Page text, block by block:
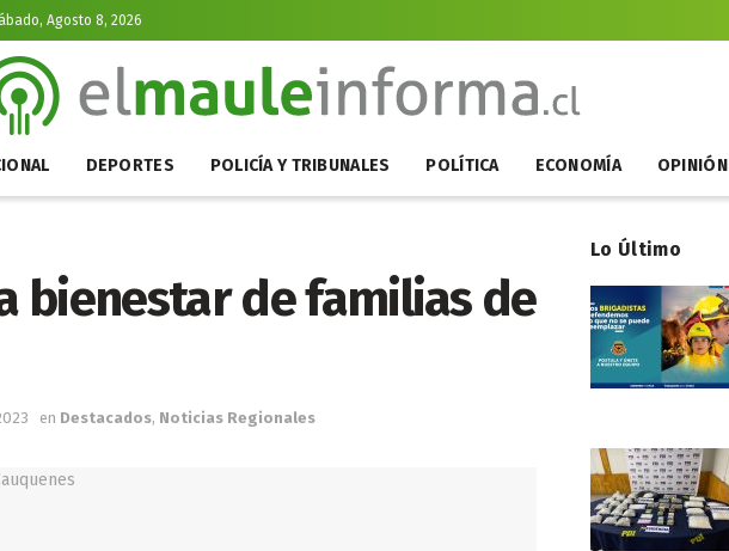
Agosto 8, 2026
DEPORTES POLICÍA Y TRIBUNALES POLÍTICA ECONOMÍA OPINIÓN
bienestar de familias de
en Destacados, Noticias Regionales
Lo Último